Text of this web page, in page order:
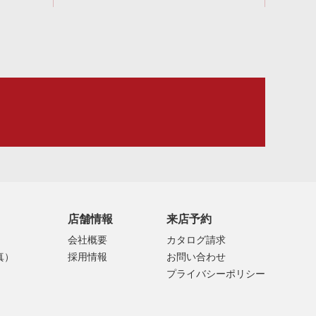
店舗情報
会社概要
採用情報
来店予約
カタログ請求
お問い合わせ
プライバシーポリシー